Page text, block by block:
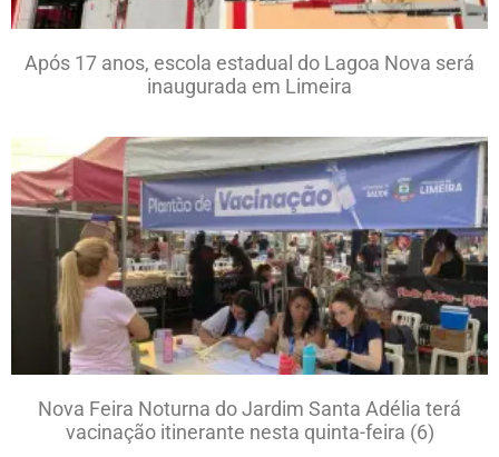
Após 17 anos, escola estadual do Lagoa Nova será
inaugurada em Limeira
Nova Feira Noturna do Jardim Santa Adélia terá
vacinação itinerante nesta quinta-feira (6)